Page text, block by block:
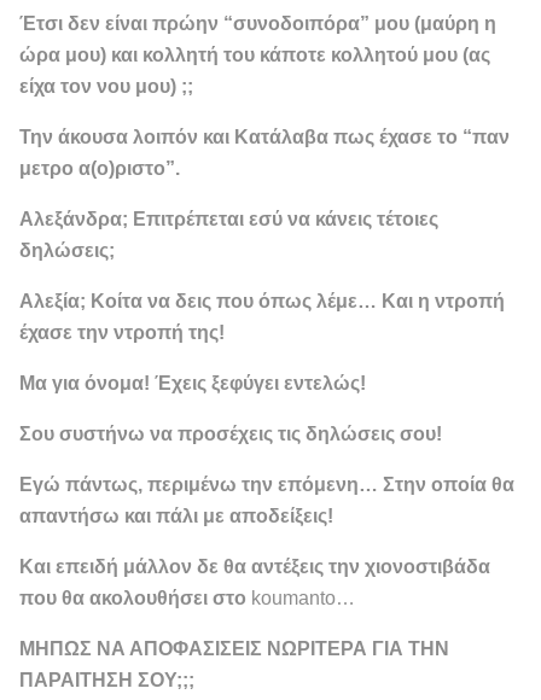
Έτσι δεν είναι πρώην “συνοδοιπόρα” μου (μαύρη η
ώρα μου) και κολλητή του κάποτε κολλητού μου (ας
είχα τον νου μου) ;;
Την άκουσα λοιπόν και Κατάλαβα πως έχασε το “παν
μετρο α(ο)ριστο”.
Αλεξάνδρα; Επιτρέπεται εσύ να κάνεις τέτοιες
δηλώσεις;
Αλεξία; Κοίτα να δεις που όπως λέμε… Και η ντροπή
έχασε την ντροπή της!
Μα για όνομα! Έχεις ξεφύγει εντελώς!
Σου συστήνω να προσέχεις τις δηλώσεις σου!
Εγώ πάντως, περιμένω την επόμενη… Στην οποία θα
απαντήσω και πάλι με αποδείξεις!
Και επειδή μάλλον δε θα αντέξεις την χιονοστιβάδα
που θα ακολουθήσει στο koumanto…
ΜΗΠΩΣ ΝΑ ΑΠΟΦΑΣΙΣΕΙΣ ΝΩΡΙΤΕΡΑ ΓΙΑ ΤΗΝ
ΠΑΡΑΙΤΗΣΗ ΣΟΥ;;;